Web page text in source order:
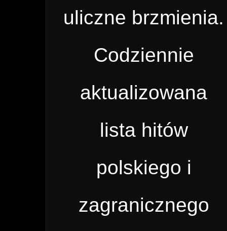
uliczne brzmienia.
Codziennie
aktualizowana
lista hitów
polskiego i
zagranicznego